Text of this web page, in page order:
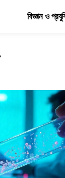
বিজ্ঞান ও